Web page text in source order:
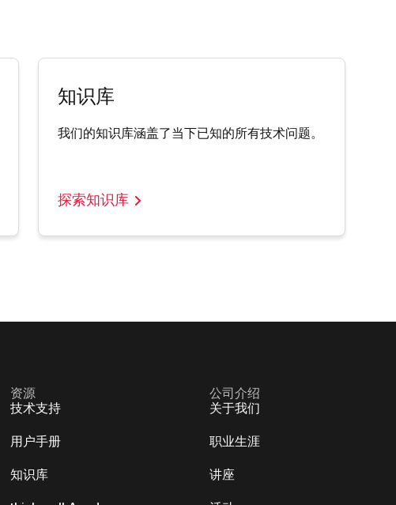
知识库
我们的知识库涵盖了当下已知的所有技术问题。
探索知识库
资源
技术支持
用户手册
知识库
公司介绍
关于我们
职业生涯
讲座